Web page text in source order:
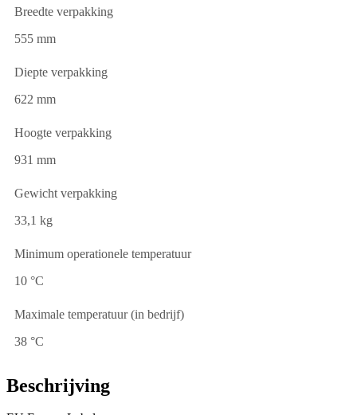
Breedte verpakking
555 mm
Diepte verpakking
622 mm
Hoogte verpakking
931 mm
Gewicht verpakking
33,1 kg
Minimum operationele temperatuur
10 °C
Maximale temperatuur (in bedrijf)
38 °C
Beschrijving